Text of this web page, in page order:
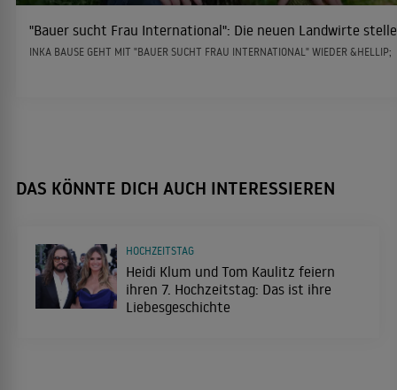
"Bauer sucht Frau International": Die neuen Landwirte
INKA BAUSE GEHT MIT "BAUER SUCHT FRAU INTERNATIONAL" WIEDER &HELLIP;
DAS KÖNNTE DICH AUCH INTERESSIEREN
Heidi Klum und Tom Kaulitz feiern
ihren 7. Hochzeitstag: Das ist ihre
Liebesgeschichte
HOCHZEITSTAG